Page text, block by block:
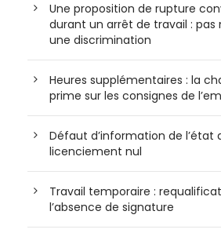
Une proposition de rupture
durant un arrêt de travail : pas
une discrimination
Heures supplémentaires : la
prime sur les consignes de
Défaut d’information de l’état
licenciement nul
Travail temporaire :
l’absence de signature